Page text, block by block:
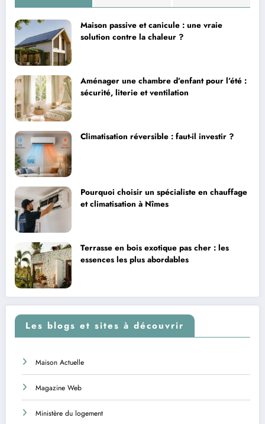
Maison passive et canicule : une vraie
solution contre la chaleur ?
Aménager une chambre d’enfant pour l’été :
sécurité, literie et ventilation
Climatisation réversible : faut-il investir ?
Pourquoi choisir un spécialiste en chauffage
et climatisation à Nîmes
Terrasse en bois exotique pas cher : les
essences les plus abordables
Les blogs et sites à découvrir
Maison Actuelle
Magazine Web
Ministère du logement